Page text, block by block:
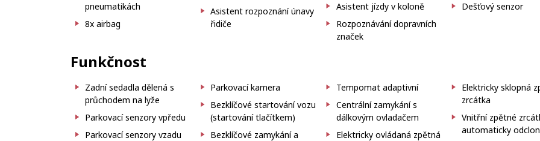
pneumatikách
8x airbag
Asistent rozpoznání únavy
řidiče
Asistent jízdy v koloně
Rozpoznávání dopravních
značek
Dešťový senzor
Funkčnost
Zadní sedadla dělená s
průchodem na lyže
Parkovací senzory vpředu
Parkovací senzory vzadu
Parkovací kamera
Bezklíčové startování vozu
(startování tlačítkem)
Bezklíčové zamykání a
Tempomat adaptivní
Centrální zamykání s
dálkovým ovladačem
Elektricky ovládaná zpětná
Elektricky sklopná
zrcátka
Vnitřní zpětné
automaticky